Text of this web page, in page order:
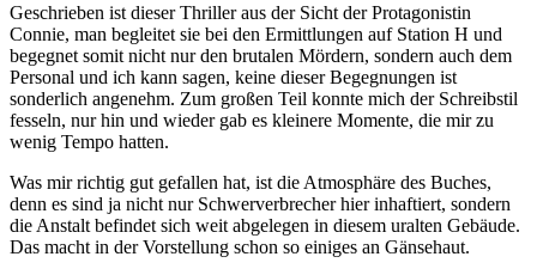
Geschrieben ist dieser Thriller aus der Sicht der Protagonistin
Connie, man begleitet sie bei den Ermittlungen auf Station H und
begegnet somit nicht nur den brutalen Mördern, sondern auch dem
Personal und ich kann sagen, keine dieser Begegnungen ist
sonderlich angenehm. Zum großen Teil konnte mich der Schreibstil
fesseln, nur hin und wieder gab es kleinere Momente, die mir zu
wenig Tempo hatten.
Was mir richtig gut gefallen hat, ist die Atmosphäre des Buches,
denn es sind ja nicht nur Schwerverbrecher hier inhaftiert, sondern
die Anstalt befindet sich weit abgelegen in diesem uralten Gebäude.
Das macht in der Vorstellung schon so einiges an Gänsehaut.